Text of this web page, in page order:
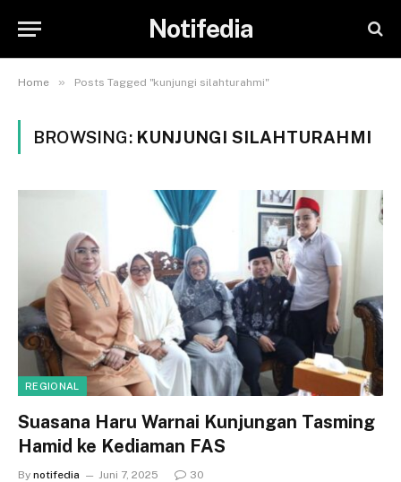
Notifedia
Home » Posts Tagged "kunjungi silahturahmi"
BROWSING: KUNJUNGI SILAHTURAHMI
REGIONAL
Suasana Haru Warnai Kunjungan Tasming
Hamid ke Kediaman FAS
By notifedia Juni 7, 2025 30